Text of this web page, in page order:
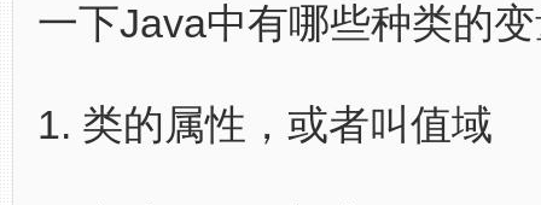
一下Java中有哪些种类的
1. 类的属性，或者叫值域